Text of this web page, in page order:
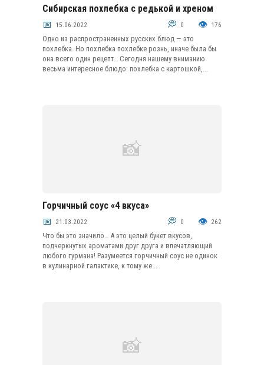
Первые блюда
Сибирская похлебка с редькой и хреном
15.06.2022 0 176
Одно из распространенных русских блюд — это
похлебка. Но похлебка похлебке рознь, иначе была бы
она всего один рецепт… Сегодня нашему вниманию
весьма интересное блюдо: похлебка с картошкой,...
Соусы и приправы
Горчичный соус «4 вкуса»
21.03.2022 0 262
Что бы это значило… А это целый букет вкусов,
подчеркнутых ароматами друг друга и впечатляющий
любого гурмана! Разумеется горчичный соус не одинок
в кулинарной галактике, к тому же...